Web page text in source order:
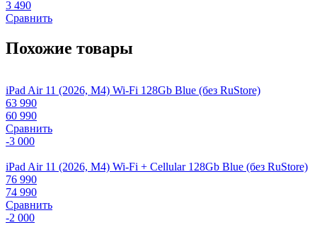
3 490
Сравнить
Похожие товары
iPad Air 11 (2026, M4) Wi-Fi 128Gb Blue (без RuStore)
63 990
60 990
Сравнить
-3 000
iPad Air 11 (2026, M4) Wi-Fi + Cellular 128Gb Blue (без RuStore)
76 990
74 990
Сравнить
-2 000